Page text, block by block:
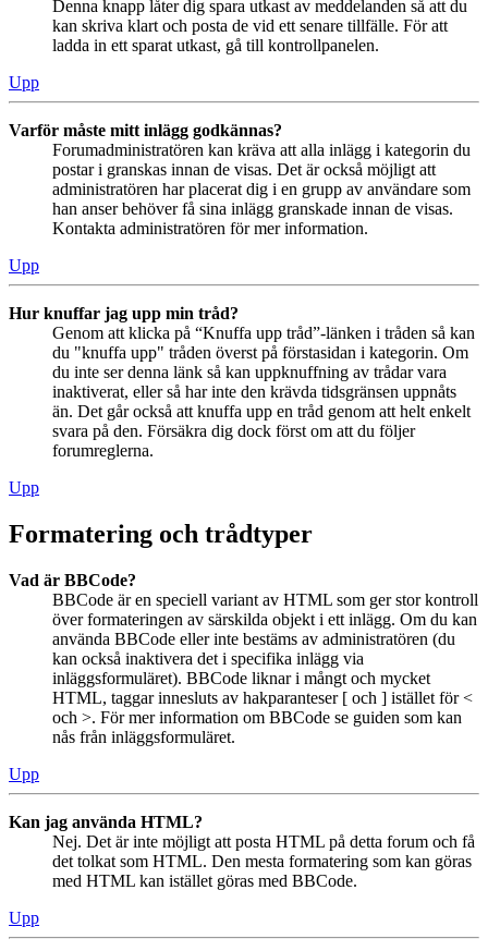
Denna knapp låter dig spara utkast av meddelanden så att du
kan skriva klart och posta de vid ett senare tillfälle. För att
ladda in ett sparat utkast, gå till kontrollpanelen.
Upp
Varför måste mitt inlägg godkännas?
Forumadministratören kan kräva att alla inlägg i kategorin du
postar i granskas innan de visas. Det är också möjligt att
administratören har placerat dig i en grupp av användare som
han anser behöver få sina inlägg granskade innan de visas.
Kontakta administratören för mer information.
Upp
Hur knuffar jag upp min tråd?
Genom att klicka på “Knuffa upp tråd”-länken i tråden så kan
du "knuffa upp" tråden överst på förstasidan i kategorin. Om
du inte ser denna länk så kan uppknuffning av trådar vara
inaktiverat, eller så har inte den krävda tidsgränsen uppnåts
än. Det går också att knuffa upp en tråd genom att helt enkelt
svara på den. Försäkra dig dock först om att du följer
forumreglerna.
Upp
Formatering och trådtyper
Vad är BBCode?
BBCode är en speciell variant av HTML som ger stor kontroll
över formateringen av särskilda objekt i ett inlägg. Om du kan
använda BBCode eller inte bestäms av administratören (du
kan också inaktivera det i specifika inlägg via
inläggsformuläret). BBCode liknar i mångt och mycket
HTML, taggar innesluts av hakparanteser [ och ] istället för <
och >. För mer information om BBCode se guiden som kan
nås från inläggsformuläret.
Upp
Kan jag använda HTML?
Nej. Det är inte möjligt att posta HTML på detta forum och få
det tolkat som HTML. Den mesta formatering som kan göras
med HTML kan istället göras med BBCode.
Upp